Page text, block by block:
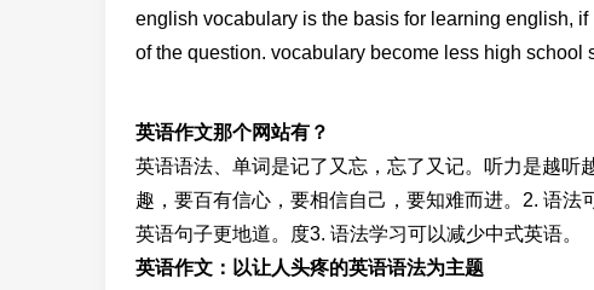
english vocabulary is the basis for learning english,
of the question. vocabulary become less high school
英语作文那个网站有？
英语语法、单词是记了又忘，忘了又记。听力是越听
趣，要百有信心，要相信自己，要知难而进。2. 语法
英语句子更地道。度3. 语法学习可以减少中式英语。
英语作文：以让人头疼的英语语法为主题